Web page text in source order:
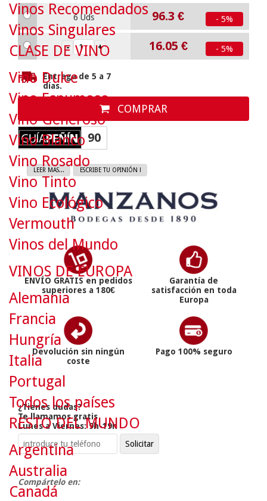
6 Uds 96.3 € - 5%
16.05 € - 5%
Entrega de 5 a 7
días.
COMPRAR
90
LEER MAS... ESCRIBE TU OPINIÓN !
ENVÍO GRATIS en pedidos
superiores a 180€
Garantía de
satisfacción en toda
Europa
Devolución sin ningún
coste
Pago 100% seguro
¿Tienes dudas?
Te llamamos gratis
Lunes a Viernes: 9h-19h
Compártelo en:
Vinos Recomendados
Vinos Singulares
CLASE DE VINO
Vino Dulce
Vino Espumoso
Vino Generoso
Vino Blanco
Vino Rosado
Vino Tinto
Vino Ecológico
Vermouth
Vinos del Mundo
VINOS DE EUROPA
Alemania
Francia
Hungría
Italia
Portugal
Todos los países
RESTO DEL MUNDO
Argentina
Australia
Canadá